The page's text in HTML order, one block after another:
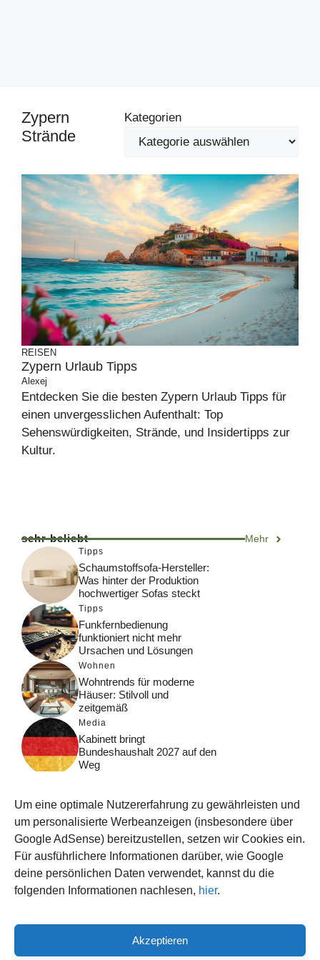
Um eine optimale Nutzererfahrung zu gewährleisten und
um personalisierte Werbeanzeigen (insbesondere über
Google AdSense) bereitzustellen, setzen wir Cookies ein.
Für ausführlichere Informationen darüber, wie Google
deine persönlichen Daten verwendet, kannst du die
folgenden Informationen nachlesen, hier.
Akzeptieren
Zypern
Strände
Kategorien
REISEN
Zypern Urlaub Tipps
Alexej
Entdecken Sie die besten Zypern Urlaub Tipps für
einen unvergesslichen Aufenthalt: Top
Sehenswürdigkeiten, Strände, und Insidertipps zur
Kultur.
sehr beliebt Mehr
Tipps
Schaumstoffsofa-Hersteller:
Was hinter der Produktion
hochwertiger Sofas steckt
Tipps
Funkfernbedienung
funktioniert nicht mehr
Ursachen und Lösungen
Wohnen
Wohntrends für moderne
Häuser: Stilvoll und
zeitgemäß
Media
Kabinett bringt
Bundeshaushalt 2027 auf den
Weg
Funktionsweise, Prozesse
und Rankinglogik
Computer
Wieso habe ich im moment
kein Internet?
© 2026 WISSEN123.DE